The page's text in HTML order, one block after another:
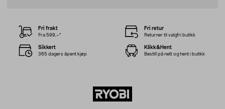
Fri frakt
Fra 599,–*
Fri retur
Returner til valgfri butikk
Sikkert
365 dagers åpent kjøp
Klikk&Hent
Bestill på nett og hent i butikk